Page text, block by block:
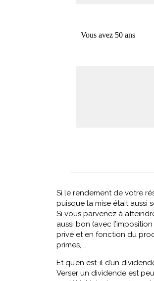
Vous avez 50 ans
Si le rendement de votre
puisque la mise était aussi
Si vous parvenez à
aussi bon (avec
privé et en fonction du
primes, …
Et qu’en est-il d’un
Verser un dividende est